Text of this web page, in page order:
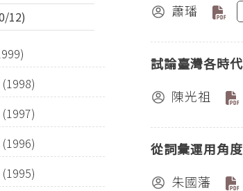
12)
蕭璠
試論臺灣各時
陳光祖
從詞彙運用角
朱國藩